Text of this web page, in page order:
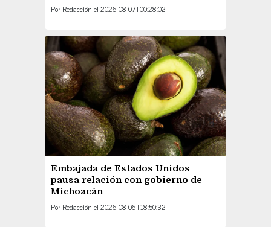
Por Redacción el 2026-08-07T00:28:02
Embajada de Estados Unidos
pausa relación con gobierno de
Michoacán
Por Redacción el 2026-08-06T18:50:32